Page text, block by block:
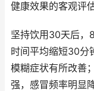
健康效果的客观评
坚持饮用30天后，
时间平均缩短30分
模糊症状有所改善
强，感冒频率明显